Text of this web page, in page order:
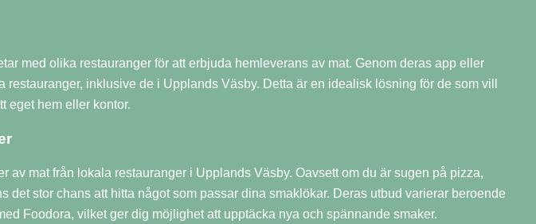
med olika restauranger för att erbjuda hemleverans av mat. Genom deras app eller
inklusive de i Upplands Väsby. Detta är en idealisk lösning för de som vill
eget hem eller kontor.
av mat från lokala restauranger i Upplands Väsby. Oavsett om du är sugen på pizza,
det stor chans att hitta något som passar dina smaklökar. Deras utbud varierar beroende
Foodora, vilket ger dig möjlighet att upptäcka nya och spännande smaker.